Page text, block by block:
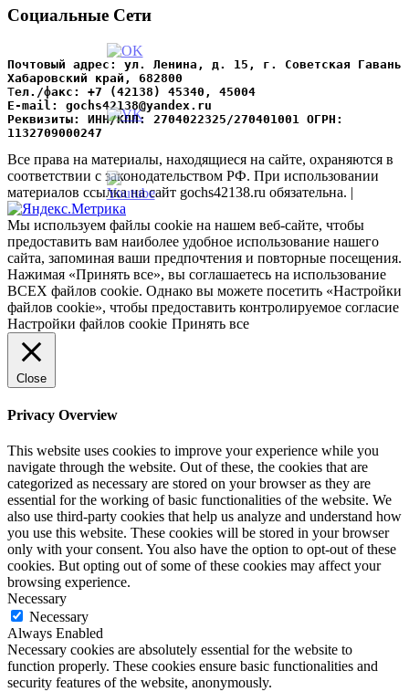
Социальные Сети
Почтовый адрес: ул. Ленина, д. 15, г. Советская Гавань
Хабаровский край, 682800
Тел./факс: +7 (42138) 45340, 45004
Е-mail: gochs42138@yandex.ru
Реквизиты: ИНН/КПП: 2704022325/270401001 ОГРН:
1132709000247
Все права на материалы, находящиеся на сайте, охраняются в
соответствии с законодательством РФ. При использовании
материалов ссылка на сайт gochs42138.ru обязательна. |
Мы используем файлы cookie на нашем веб-сайте, чтобы
предоставить вам наиболее удобное использование нашего
сайта, запоминая ваши предпочтения и повторные посещения.
Нажимая «Принять все», вы соглашаетесь на использование
ВСЕХ файлов cookie. Однако вы можете посетить «Настройки
файлов cookie», чтобы предоставить контролируемое согласие
Настройки файлов cookie Принять все
Close
Privacy Overview
This website uses cookies to improve your experience while you
navigate through the website. Out of these, the cookies that are
categorized as necessary are stored on your browser as they are
essential for the working of basic functionalities of the website. We
also use third-party cookies that help us analyze and understand how
you use this website. These cookies will be stored in your browser
only with your consent. You also have the option to opt-out of these
cookies. But opting out of some of these cookies may affect your
browsing experience.
Necessary
Necessary
Always Enabled
Necessary cookies are absolutely essential for the website to
function properly. These cookies ensure basic functionalities and
security features of the website, anonymously.